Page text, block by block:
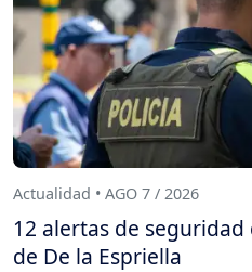
Actualidad • AGO 7 / 2026
12 alertas de
de De la Espriella